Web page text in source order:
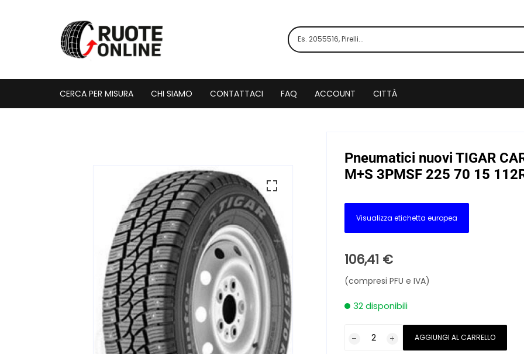
CERCA PER MISURA CHI SIAMO CONTATTACI FAQ ACCOUNT CITTÀ
Pneumatici nuovi TIGAR
M+S 3PMSF 225 70 15
Visualizza etichetta europea
106,41 €
(compresi PFU e IVA)
32 disponibili
AGGIUNGI AL CARRELLO